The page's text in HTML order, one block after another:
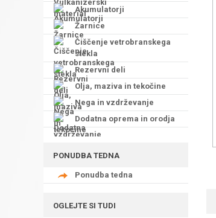
Akumulatorji
Žarnice
Čiščenje vetrobranskega
stekla
Rezervni deli
Olja, maziva in tekočine
Nega in vzdrževanje
Dodatna oprema in orodja
PONUDBA TEDNA
Ponudba tedna
OGLEJTE SI TUDI